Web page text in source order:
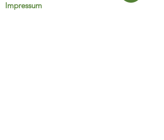
Impressum